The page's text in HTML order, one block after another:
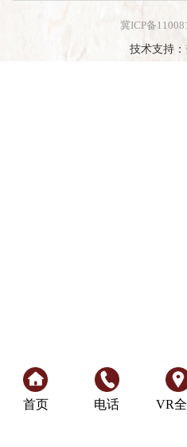
冀ICP备
技术支持：
首页 电话 VR